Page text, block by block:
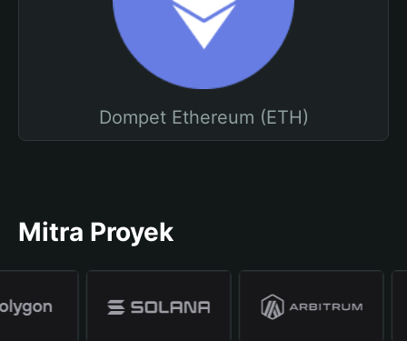
Dompet Ethereum (ETH)
Mitra Proyek